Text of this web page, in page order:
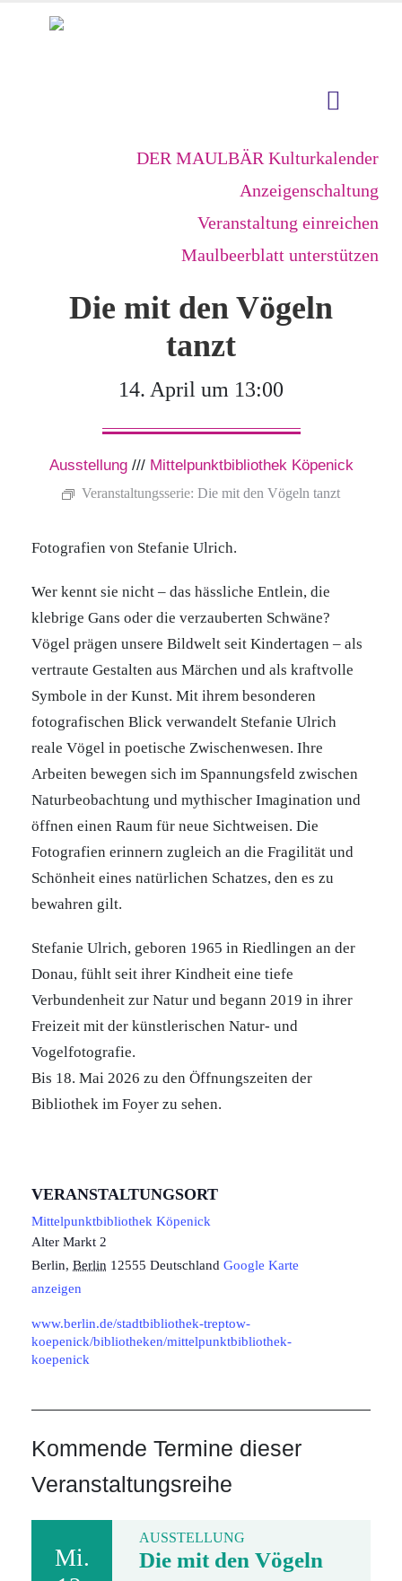
DER MAULBÄR Kulturkalender
Anzeigenschaltung
Veranstaltung einreichen
Maulbeerblatt unterstützen
Die mit den Vögeln
tanzt
14. April um 13:00
Ausstellung /// Mittelpunktbibliothek Köpenick
Veranstaltungsserie: Die mit den Vögeln tanzt
Fotografien von Stefanie Ulrich.
Wer kennt sie nicht – das hässliche Entlein, die
klebrige Gans oder die verzauberten Schwäne?
Vögel prägen unsere Bildwelt seit Kindertagen – als
vertraute Gestalten aus Märchen und als kraftvolle
Symbole in der Kunst. Mit ihrem besonderen
fotografischen Blick verwandelt Stefanie Ulrich
reale Vögel in poetische Zwischenwesen. Ihre
Arbeiten bewegen sich im Spannungsfeld zwischen
Naturbeobachtung und mythischer Imagination und
öffnen einen Raum für neue Sichtweisen. Die
Fotografien erinnern zugleich an die Fragilität und
Schönheit eines natürlichen Schatzes, den es zu
bewahren gilt.
Stefanie Ulrich, geboren 1965 in Riedlingen an der
Donau, fühlt seit ihrer Kindheit eine tiefe
Verbundenheit zur Natur und begann 2019 in ihrer
Freizeit mit der künstlerischen Natur- und
Vogelfotografie.
Bis 18. Mai 2026 zu den Öffnungszeiten der
Bibliothek im Foyer zu sehen.
VERANSTALTUNGSORT
Mittelpunktbibliothek Köpenick
Alter Markt 2
Berlin, Berlin 12555 Deutschland Google Karte
anzeigen
www.berlin.de/stadtbibliothek-treptow-
koepenick/bibliotheken/mittelpunktbibliothek-
koepenick
Kommende Termine dieser
Veranstaltungsreihe
Mi.
AUSSTELLUNG
Die mit den Vögeln